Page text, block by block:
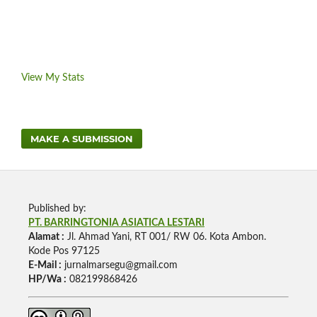
View My Stats
MAKE A SUBMISSION
Published by:
PT. BARRINGTONIA ASIATICA LESTARI
Alamat : Jl. Ahmad Yani, RT 001/ RW 06. Kota Ambon.
Kode Pos 97125
E-Mail : jurnalmarsegu@gmail.com
HP/Wa : 082199868426